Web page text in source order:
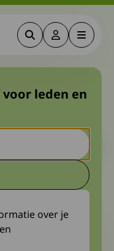
ZoekenDeze link
Menu
voor
dat de inhoud niet
leden en
link gaat naar een
over je